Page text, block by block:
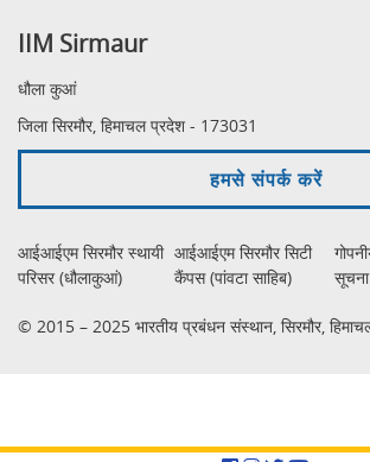
IIM Sirmaur
धौला कुआं
जिला सिरमौर, हिमाचल प्रदेश - 173031
हमसे संपर्क करें
आईआईएम सिरमौर स्थायी
परिसर (धौलाकुआं)
आईआईएम सिरमौर सिटी
कैंपस (पांवटा साहिब)
सूचना
© 2015 – 2025 भारतीय प्रबंधन संस्थान, सिरमौर,